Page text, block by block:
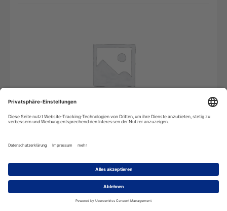
Wörterbuch
-
2
(Mehrplatzlizenz)